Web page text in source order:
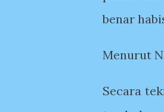
benar
Menurut
Secara